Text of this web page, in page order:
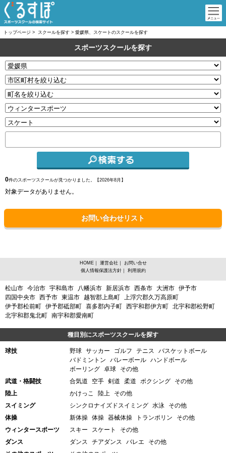
トップページ > スクールを探す > 愛媛県、スケートのスクールを探す
スポーツスクールを探す
0件のスポーツスクールが見つかりました。【2026年8月】
対象データがありません。
お問い合わせリスト
愛媛県、スケートからスポーツスクールを探す
松山市 今治市 宇和島市 八幡浜市 新居浜市 西条市 大洲市 伊予市
四国中央市 西予市 東温市 越智郡上島町 上浮穴郡久万高原町
伊予郡松前町 伊予郡砥部町 喜多郡内子町 西宇和郡伊方町 北宇和郡松野町
北宇和郡鬼北町 南宇和郡愛南町
種目別にスポーツスクールを探す
球技 野球 サッカー ゴルフ テニス
バスケットボール
バドミントン
バレーボール ハンドボール
ボーリング 卓球
その他
武道・格闘技
合気道 空手 剣道 柔道 ボクシング
その他
陸上
かけっこ 陸上
その他
スイミング
シンクロナイズドスイミング 水泳
その他
体操
新体操 体操 器械体操 トランポリン
その他
ウィンタースポーツ
スキー スケート
その他
ダンス
ダンス チアダンス バレエ
その他
HOME｜ 運営会社 ｜
お問い合せ
個人情報保護法方針｜ 利用規約